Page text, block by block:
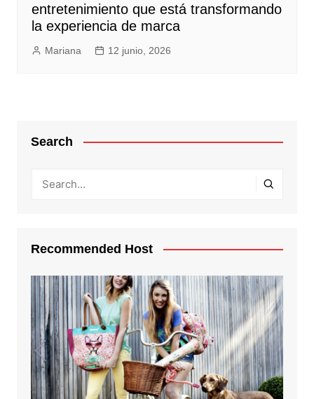
entretenimiento que está transformando
la experiencia de marca
Mariana 12 junio, 2026
Search
Recommended Host